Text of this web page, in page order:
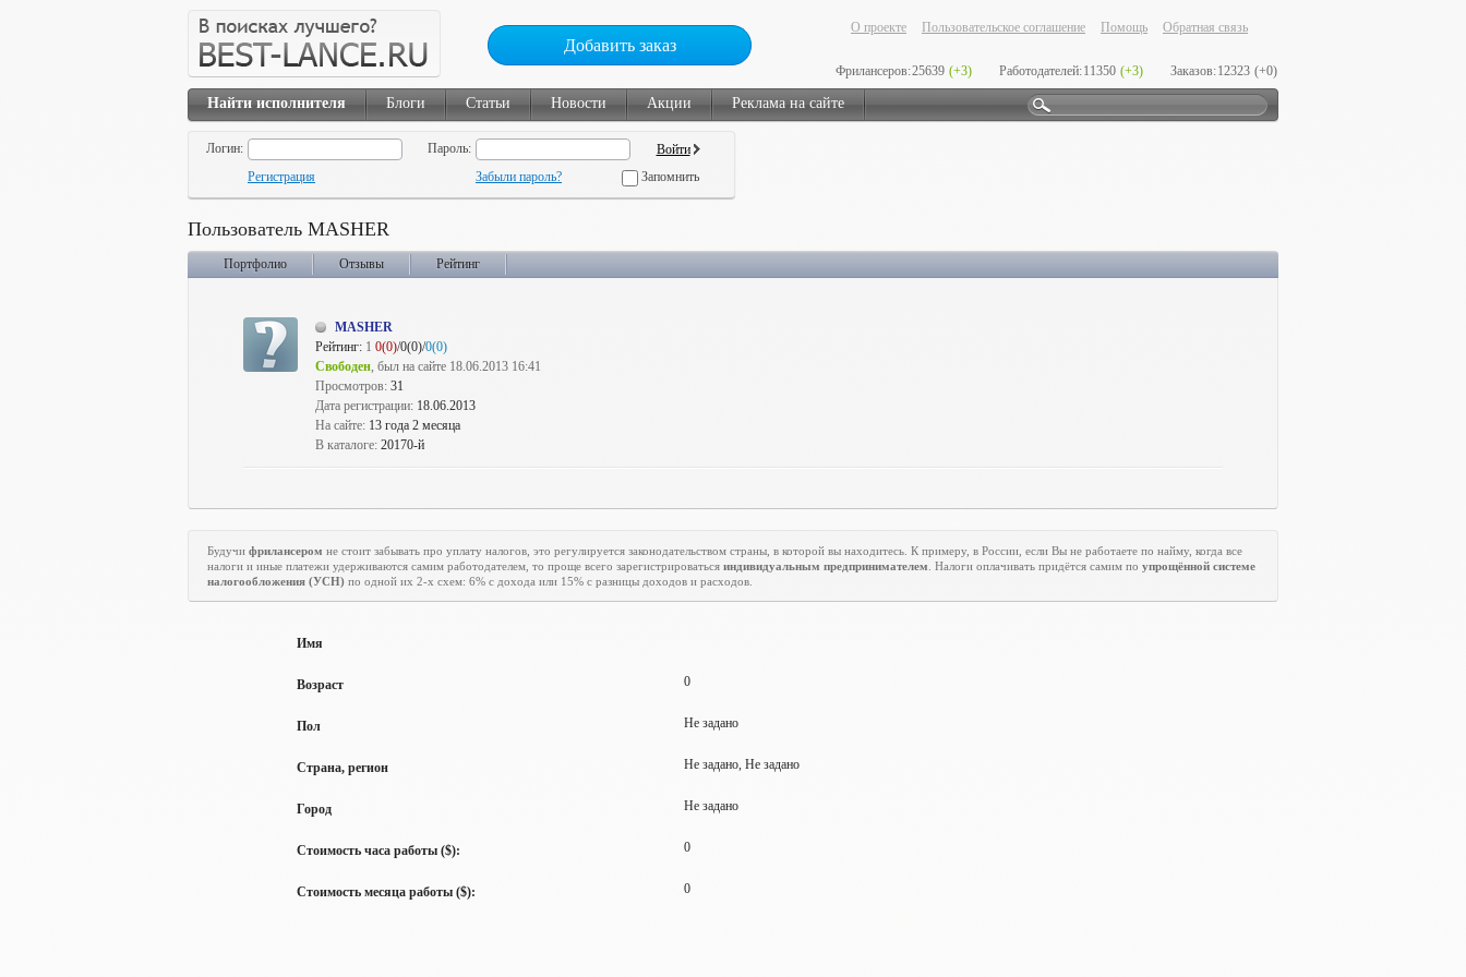
Добавить заказ
О проекте Пользовательское соглашение Помощь Обратная связь
Фрилансеров:25639 (+3) Работодателей:11350 (+3) Заказов:12323 (+0)
Найти исполнителя Блоги Статьи Новости Акции Реклама на сайте
Логин:
Пароль:
Регистрация
Забыли пароль? Запомнить
Пользователь MASHER
Портфолио Отзывы Рейтинг
MASHER
Рейтинг: 1 0(0)/0(0)/0(0)
Свободен, был на сайте 18.06.2013 16:41
Просмотров: 31
Дата регистрации: 18.06.2013
На сайте: 13 года 2 месяца
В каталоге: 20170-й
Будучи фрилансером не стоит забывать про уплату налогов, это регулируется законодательством страны, в которой вы находитесь. К примеру, в России, если Вы не работаете по найму, когда все
налоги и иные платежи удерживаются самим работодателем, то проще всего зарегистрироваться индивидуальным предпринимателем . Налоги оплачивать придётся самим по упрощённой системе
налогообложения (УСН) по одной их 2-х схем: 6% с дохода или 15% с разницы доходов и расходов.
Имя
Возраст 0
Пол Не задано
Страна, регион Не задано, Не задано
Город Не задано
Стоимость часа работы ($): 0
Стоимость месяца работы ($): 0